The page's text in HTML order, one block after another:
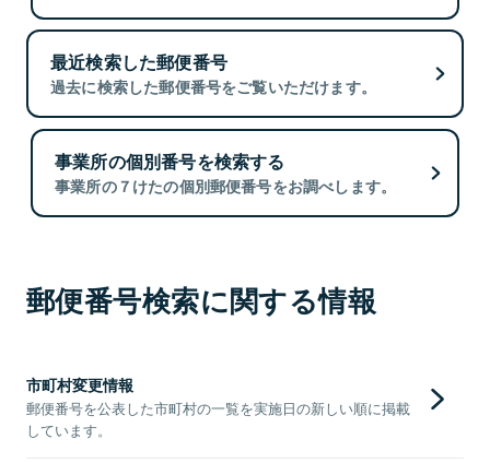
最近検索した郵便番号
過去に検索した郵便番号をご覧いただけます。
事業所の個別番号を検索する
事業所の７けたの個別郵便番号をお調べします。
郵便番号検索に関する情報
市町村変更情報
郵便番号を公表した市町村の一覧を実施日の新しい順に掲載
しています。